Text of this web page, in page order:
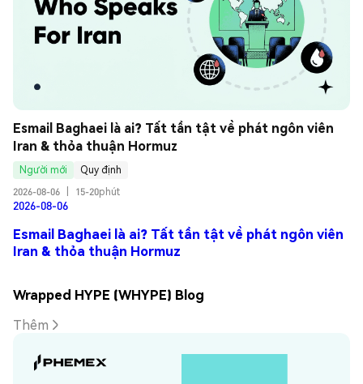
Esmail Baghaei là ai? Tất tần tật về phát ngôn viên
Iran & thỏa thuận Hormuz
Người mới
Quy định
2026-08-06
15-20phút
2026-08-06
Esmail Baghaei là ai? Tất tần tật về phát ngôn viên
Iran & thỏa thuận Hormuz
Wrapped HYPE (WHYPE) Blog
Thêm